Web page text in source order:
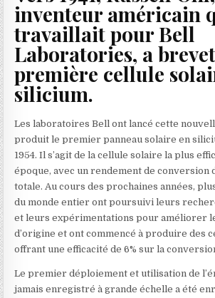
inventeur américain
travaillait pour Bell
Laboratories, a
première cellule
silicium.
Les laboratoires Bell ont lancé cette
produit le premier panneau solaire en
1954. Il s’agit de la cellule solaire la plus
époque, avec un rendement de conversion
totale. Au cours des prochaines années,
du monde entier ont poursuivi leurs
et leurs expérimentations pour améliorer
d’origine et ont commencé à produire des
offrant une efficacité de 6% sur la
Le premier déploiement et utilisation de
jamais enregistré à grande échelle a été